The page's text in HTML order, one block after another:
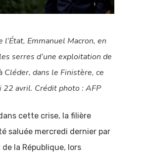
l’État, Emmanuel Macron, en
serres d’une exploitation de
Cléder, dans le Finistère, ce
22 avril. Crédit photo : AFP
cette crise, la filière
saluée mercredi dernier par
la République, lors